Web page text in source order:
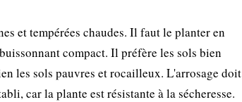
et tempérées chaudes. Il faut le planter en
compact. Il préfère les sols bien
les sols pauvres et rocailleux. L'arrosage doit
car la plante est résistante à la sécheresse.